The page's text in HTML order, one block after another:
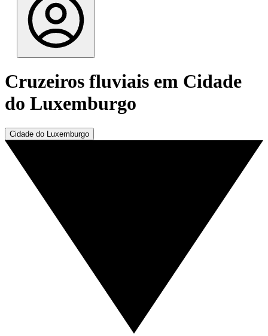
Cruzeiros fluviais em Cidade
do Luxemburgo
Cidade do Luxemburgo